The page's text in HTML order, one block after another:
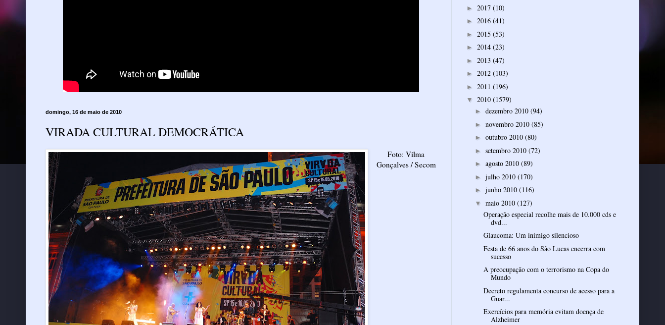
domingo, 16 de maio de 2010
VIRADA CULTURAL DEMOCRÁTICA
Foto: Vilma
Gonçalves / Secom
► 2017 (10)
► 2016 (41)
► 2015 (53)
► 2014 (23)
► 2013 (47)
► 2012 (103)
► 2011 (196)
▼ 2010 (1579)
► dezembro 2010 (94)
► novembro 2010 (85)
► outubro 2010 (80)
► setembro 2010 (72)
► agosto 2010 (89)
► julho 2010 (170)
► junho 2010 (116)
▼ maio 2010 (127)
Operação especial recolhe mais de 10.000 cds e
dvd...
Glaucoma: Um inimigo silencioso
Festa de 66 anos do São Lucas encerra com
sucesso
A preocupação com o terrorismo na Copa do
Mundo
Decreto regulamenta concurso de acesso para a
Guar...
Exercícios para memória evitam doença de
Alzheimer